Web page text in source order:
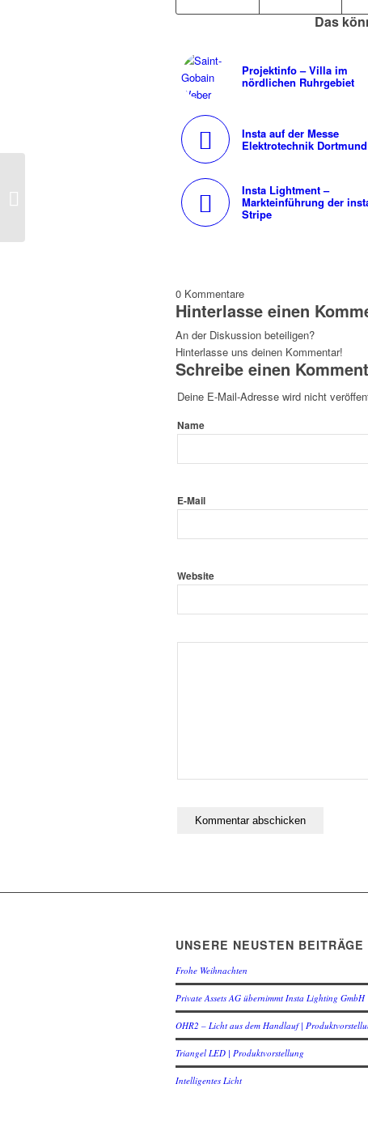
Das
Projektinfo – Villa im
nördlichen Ruhrgebiet
Insta auf der Messe
Elektrotechnik
Insta Lightment –
Markteinführung der
Stripe
0 Kommentare
Hinterlasse einen
An der Diskussion beteiligen?
Hinterlasse uns deinen Kommentar!
Schreibe einen
Deine E-Mail-Adresse wird nicht
Name
E-Mail
Website
UNSERE NEUSTEN BEITRÄGE
Frohe Weihnachten
Private Assets AG übernimmt Insta Lighting GmbH
OHR2 – Licht aus dem Handlauf |
Triangel LED | Produktvorstellung
Intelligentes Licht
Die Insta-Business-Unit »Lightment«
präsentierte sich und seine neuen